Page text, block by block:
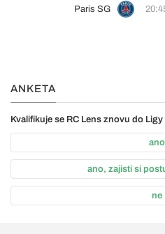
Paris SG
ANKETA
Kvalifikuje se RC Lens znovu do
ano
ano, zajistí si
ne